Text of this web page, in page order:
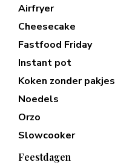
Airfryer
Cheesecake
Fastfood Friday
Instant pot
Koken zonder pakjes
Noedels
Orzo
Slowcooker
Feestdagen